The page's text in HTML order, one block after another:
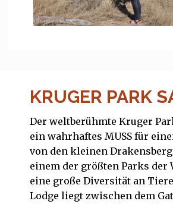
KRUGER PARK
Der weltberühmte Kruger
ein wahrhaftes MUSS für
von den kleinen
einem der größten Parks der
eine große Diversität an
Lodge liegt zwischen dem